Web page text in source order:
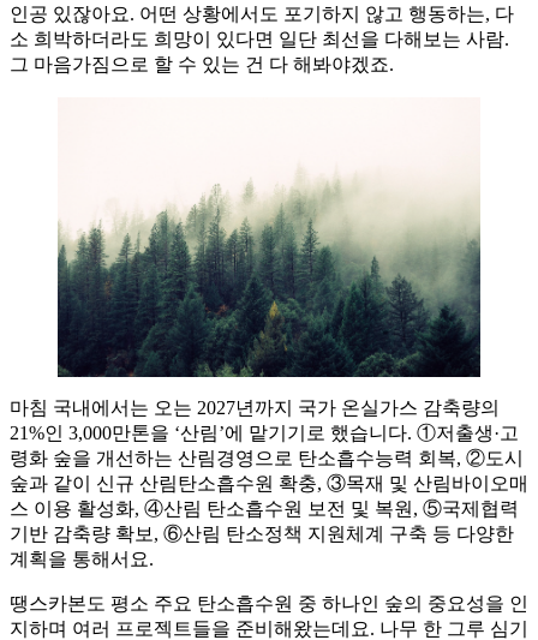
인공 있잖아요. 어떤 상황에서도 포기하지 않고 행동하는, 다
소 희박하더라도 희망이 있다면 일단 최선을 다해보는 사람.
그 마음가짐으로 할 수 있는 건 다 해봐야겠죠.
마침 국내에서는 오는 2027년까지 국가 온실가스 감축량의
21%인 3,000만톤을 ‘산림’에 맡기기로 했습니다. ①저출생·고
령화 숲을 개선하는 산림경영으로 탄소흡수능력 회복, ②도시
숲과 같이 신규 산림탄소흡수원 확충, ③목재 및 산림바이오매
스 이용 활성화, ④산림 탄소흡수원 보전 및 복원, ⑤국제협력
기반 감축량 확보, ⑥산림 탄소정책 지원체계 구축 등 다양한
계획을 통해서요.
땡스카본도 평소 주요 탄소흡수원 중 하나인 숲의 중요성을 인
지하며 여러 프로젝트들을 준비해왔는데요. 나무 한 그루 심기